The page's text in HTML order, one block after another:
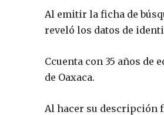
Al emitir la ficha de
reveló los datos de
Ccuenta con 35 años de
de Oaxaca.
Al hacer su descripción